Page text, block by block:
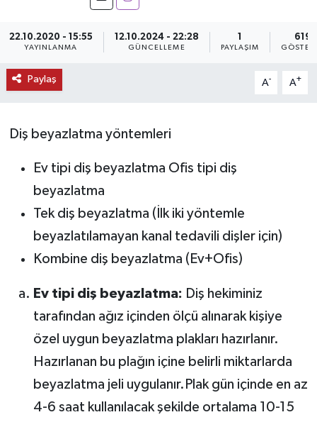
22.10.2020 - 15:55
YAYINLANMA
12.10.2024 - 22:28
GÜNCELLEME PAYLAŞIM
619
Paylaş A- A+
Diş beyazlatma yöntemleri
Ev tipi diş beyazlatma Ofis tipi diş
beyazlatma
Tek diş beyazlatma (İlk iki yöntemle
beyazlatılamayan kanal tedavili dişler için)
Kombine diş beyazlatma (Ev+Ofis)
Ev tipi diş beyazlatma: Diş hekiminiz
tarafından ağız içinden ölçü alınarak kişiye
özel uygun beyazlatma plakları hazırlanır.
Hazırlanan bu plağın içine belirli miktarlarda
beyazlatma jeli uygulanır.Plak gün içinde en az
4-6 saat kullanılacak şekilde ortalama 10-15
GÖKTÜRK
GÜNDEM
KÜLTÜR - SANAT
MAGAZİN
ÖZEL HABER
SPOR
TEKNOLOJİ
TİCARET
YAŞAM